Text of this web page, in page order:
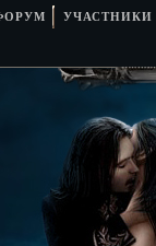
УЧАСТНИКИ